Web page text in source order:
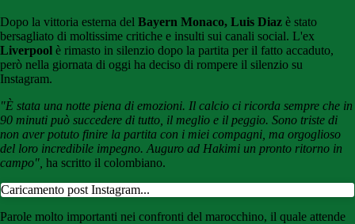
Dopo la vittoria esterna del Bayern Monaco, Luis Diaz è stato
bersagliato di moltissime critiche e insulti sui canali social. L'ex
Liverpool è rimasto in silenzio dopo la partita per il fatto accaduto,
però nella giornata di oggi ha deciso di rompere il silenzio su
Instagram.
"È stata una notte piena di emozioni. Il calcio ci ricorda sempre che in
90 minuti può succedere di tutto, il meglio e il peggio. Sono triste di
non aver potuto finire la partita con i miei compagni, ma orgoglioso
del loro incredibile impegno. Auguro ad Hakimi un pronto ritorno in
campo", ha scritto il colombiano.
Caricamento post Instagram...
Parole molto importanti nei confronti del marocchino, il quale attende